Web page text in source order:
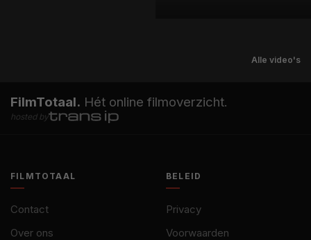
Alle video's
FilmTotaal. Hét online filmoverzicht.
hosted by
FILMTOTAAL
Contact
Over ons
BELEID
Privacy
Voorwaarden